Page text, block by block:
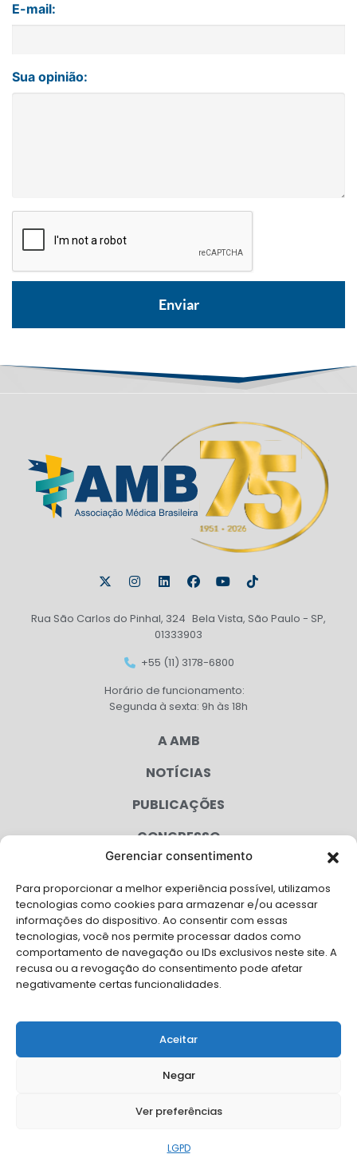
Gerenciar consentimento
Para proporcionar a melhor experiência possível, utilizamos
tecnologias como cookies para armazenar e/ou acessar
informações do dispositivo. Ao consentir com essas
tecnologias, você nos permite processar dados como
comportamento de navegação ou IDs exclusivos neste site. A
recusa ou a revogação do consentimento pode afetar
negativamente certas funcionalidades.
Aceitar
Negar
Ver preferências
LGPD
E-mail:
Sua opinião:
Rua São Carlos do Pinhal, 324 Bela Vista, São Paulo - SP,
01333903
+55 (11) 3178-6800
Horário de funcionamento:
Segunda à sexta: 9h às 18h
A AMB
NOTÍCIAS
PUBLICAÇÕES
CONGRESSO
CAMPANHAS
SERVIÇOS
FILIADAS
FALE CONOSCO
Solicite Apoio Institucional da AMB para o seu evento